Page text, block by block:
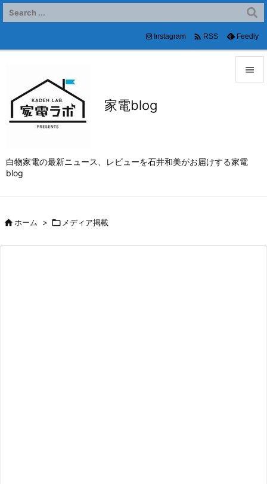
家電blog
白物家電の最新ニュース、レビューを石井和美がお届けする家電
blog


前へ
次へ
Instagram  RSS Feedly
ホーム >  メディア掲載